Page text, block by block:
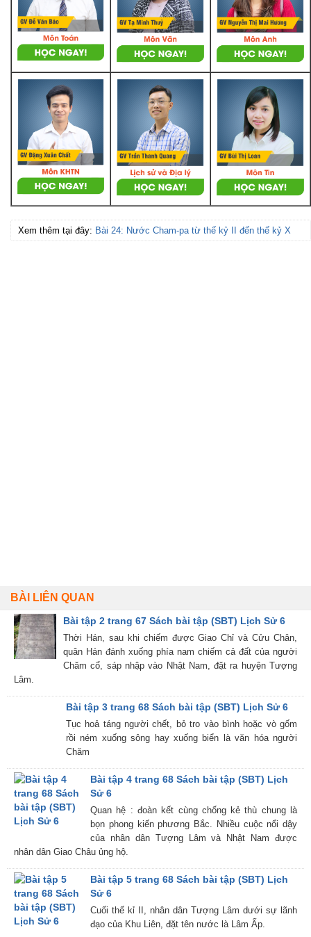
Xem thêm tại đây: Bài 24: Nước Cham-pa từ thế kỷ II đến thế kỷ X
BÀI LIÊN QUAN
Bài tập 2 trang 67 Sách bài tập (SBT) Lịch Sử 6
Thời Hán, sau khi chiếm được Giao Chỉ và Cửu Chân,
quân Hán đánh xuống phía nam chiếm cả đất của người
Chăm cổ, sáp nhập vào Nhật Nam, đặt ra huyện Tượng
Lâm.
Bài tập 3 trang 68 Sách bài tập (SBT) Lịch Sử 6
Tục hoả táng người chết, bỏ tro vào bình hoặc vò gốm
rồi ném xuống sông hay xuống biển là văn hóa người
Chăm
Bài tập 4 trang 68 Sách bài tập (SBT) Lịch
Sử 6
Quan hệ : đoàn kết cùng chống kẻ thù chung là
bọn phong kiến phương Bắc. Nhiều cuộc nổi dậy
của nhân dân Tượng Lâm và Nhật Nam được
nhân dân Giao Châu ủng hộ.
Bài tập 5 trang 68 Sách bài tập (SBT) Lịch
Sử 6
Cuối thế kỉ II, nhân dân Tượng Lâm dưới sự lãnh
đạo của Khu Liên, đặt tên nước là Lâm Ấp.